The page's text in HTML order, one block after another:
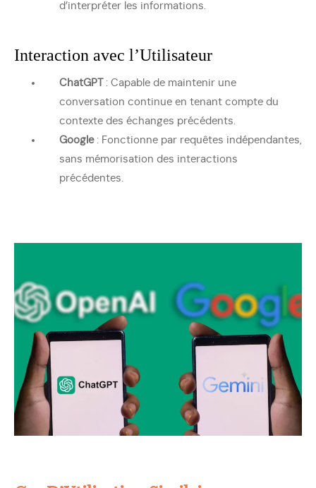
d’interpréter les informations.
Interaction avec l’Utilisateur
ChatGPT
: Capable de maintenir une
conversation continue en tenant compte du
contexte des échanges précédents.
Google: Fonctionne par requêtes indépendantes,
sans mémorisation des interactions
précédentes.